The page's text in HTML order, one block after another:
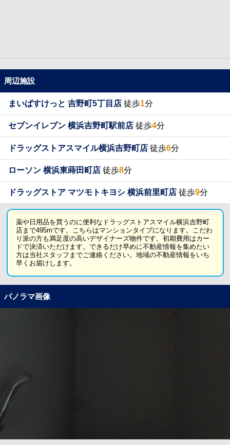
周辺施設
まいばすけっと 吉野町5丁目店 徒歩1分
セブンイレブン 横浜吉野町駅前店 徒歩4分
ドラッグストアスマイル横浜吉野町店 徒歩6分
ローソン 横浜東蒔田町店 徒歩8分
ドラッグストア マツモトキヨシ 横浜前里町店 徒歩9分
薬や日用品を買うのに便利なドラッグストアスマイル横浜吉野町
店まで495mです。こちらはマンションタイプになります。こだわ
り派の方も満足度の高いデザイナーズ物件です。初期費用はカー
ドで決済いただけます。できるだけ早めに不動産情報を集めたい
方は当社スタッフまでご連絡ください。地域の不動産情報をいち
早くお届けします。
パノラマ画像